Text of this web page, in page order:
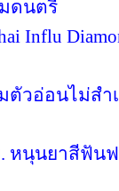
ดนตรี
Influ
ตัวอ่อนไม่สำ
นุนยาสีฟันฟ